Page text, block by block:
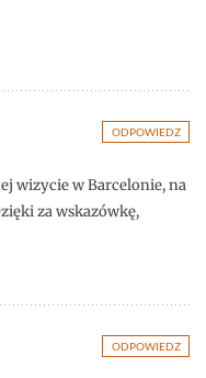
ODPOWIEDZ
wizycie w Barcelonie, na
za wskazówkę,
ODPOWIEDZ